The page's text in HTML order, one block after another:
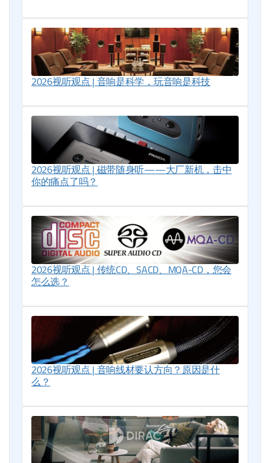
2026视听观点 | 音响是科学，玩音响是科技
2026视听观点 | 磁带随身听——大厂新机，击中
你的痛点了吗？
2026视听观点 | 传统CD、SACD、MQA-CD，您会
怎么选？
2026视听观点 | 音响线材要认方向？原因是什
么？